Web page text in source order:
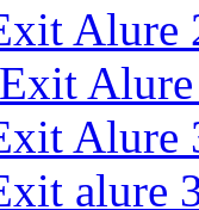
Alure
Alure
alure